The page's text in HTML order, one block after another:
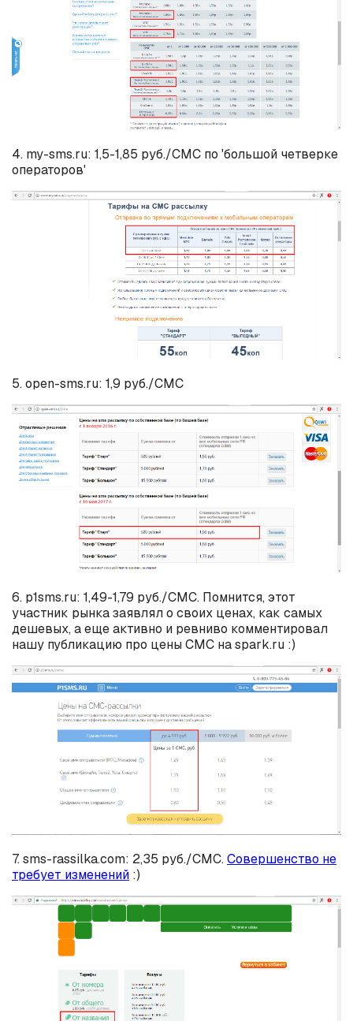
4. my-sms.ru: 1,5-1,85 руб./СМС по 'большой четверке
операторов'
5. open-sms.ru: 1,9 руб./СМС
6. p1sms.ru: 1,49-1,79 руб./СМС. Помнится, этот
участник рынка заявлял о своих ценах, как самых
дешевых, а еще активно и ревниво комментировал
нашу публикацию про цены СМС на spark.ru :)
7. sms-rassilka.com: 2,35 руб./СМС.Совершенство не
требует изменений :)